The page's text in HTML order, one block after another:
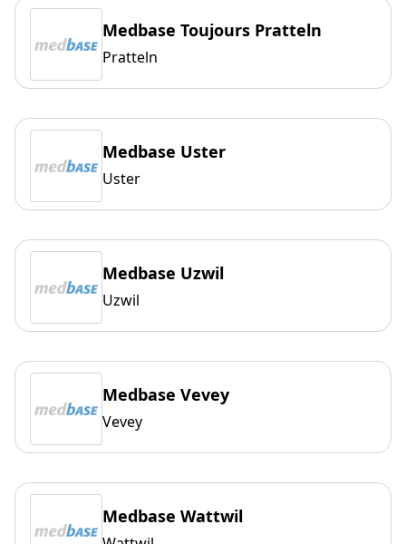
Medbase Toujours Pratteln
Pratteln
Medbase Uster
Uster
Medbase Uzwil
Uzwil
Medbase Vevey
Vevey
Medbase Wattwil